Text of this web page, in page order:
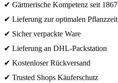
✔ Gärtnerische Kompetenz seit 1867
✔ Lieferung zur optimalen Pflanzzeit
✔ Sicher verpackte Ware
✔ Lieferung an DHL-Packstation
✔ Kostenloser Rückversand
✔ Trusted Shops Käuferschutz